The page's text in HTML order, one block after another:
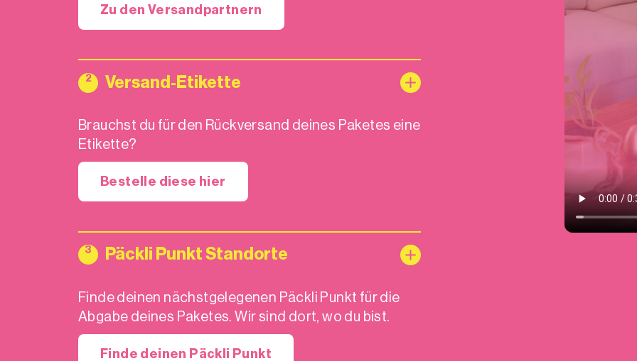
Zu den Versandpartnern
2 Versand-Etikette
Brauchst du für den Rückversand deines Paketes eine
Etikette?
Bestelle diese hier
3 Päckli Punkt Standorte
Finde deinen nächstgelegenen Päckli Punkt für die
Abgabe deines Paketes. Wir sind dort, wo du bist.
Finde deinen Päckli Punkt